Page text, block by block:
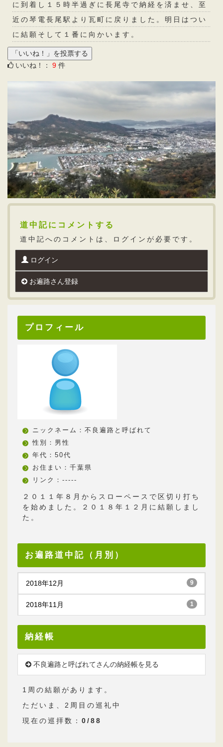
に到着し１５時半過ぎに長尾寺で納経を済ませ、至
近の琴電長尾駅より瓦町に戻りました。明日はつい
に結願そして１番に向かいます。
いいね！： 9 件
道中記にコメントする
道中記へのコメントは、ログインが必要です。
ログイン
お遍路さん登録
プロフィール
ニックネーム：不良遍路と呼ばれて
性別：男性
年代：50代
お住まい：千葉県
リンク：-----
２０１１年８月からスローペースで区切り打ち
を始めました。２０１８年１２月に結願しまし
た。
お遍路道中記（月別）
2018年12月 9
2018年11月 1
納経帳
不良遍路と呼ばれてさんの納経帳を見る
1周の結願があります。
ただいま、2周目の巡礼中
現在の巡拝数： 0/88